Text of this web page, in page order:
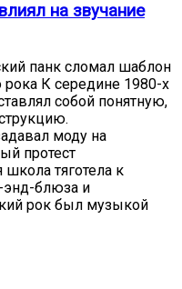
на звучание
панк сломал шаблон
К середине 1980-х
собой понятную,
моду на
протест
тяготела к
энд-блюза и
рок был музыкой